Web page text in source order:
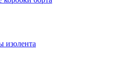
изолента